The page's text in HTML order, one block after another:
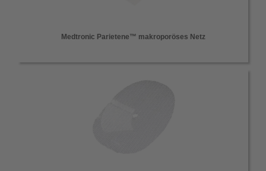
Medtronic Parietene™ makroporöses Netz